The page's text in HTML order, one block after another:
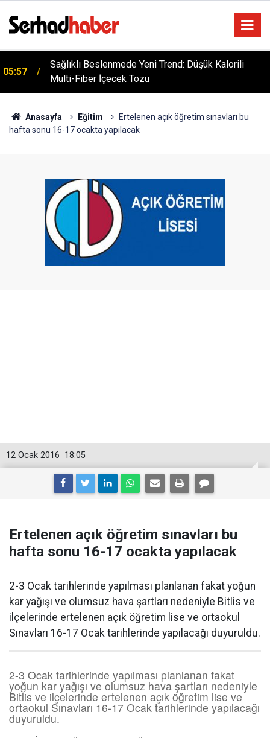
05:57
Sağlıklı Beslenmede Yeni Trend: Düşük Kalorili
Multi-Fiber İçecek Tozu
Anasayfa Eğitim
Ertelenen açık öğretim sınavları bu
hafta sonu 16-17 ocakta yapılacak
18:05
12 Ocak 2016
Ertelenen açık öğretim sınavları bu
hafta sonu 16-17 ocakta yapılacak
2-3 Ocak tarihlerinde yapılması planlanan fakat yoğun
kar yağışı ve olumsuz hava şartları nedeniyle Bitlis ve
ilçelerinde ertelenen açık öğretim lise ve ortaokul
Sınavları 16-17 Ocak tarihlerinde yapılacağı duyuruldu.
2-3 Ocak tarihlerinde yapılması planlanan fakat
yoğun kar yağışı ve olumsuz hava şartları nedeniyle
Bitlis ve ilçelerinde ertelenen açık öğretim lise ve
ortaokul Sınavları 16-17 Ocak tarihlerinde yapılacağı
duyuruldu.